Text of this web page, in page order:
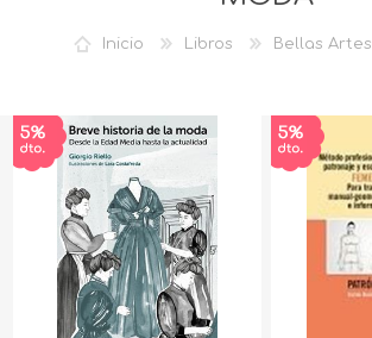
Inicio Libros Bellas Artes